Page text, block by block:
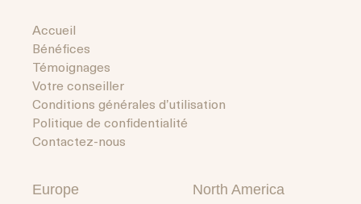
Accueil
Bénéfices
Témoignages
Votre conseiller
Conditions générales d’utilisation
Politique de confidentialité
Contactez-nous
Europe North America